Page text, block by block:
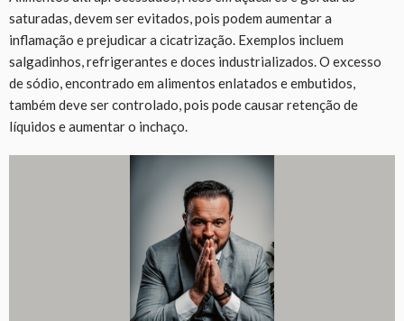
saturadas, devem ser evitados, pois podem aumentar a
inflamação e prejudicar a cicatrização. Exemplos incluem
salgadinhos, refrigerantes e doces industrializados. O excesso
de sódio, encontrado em alimentos enlatados e embutidos,
também deve ser controlado, pois pode causar retenção de
líquidos e aumentar o inchaço.